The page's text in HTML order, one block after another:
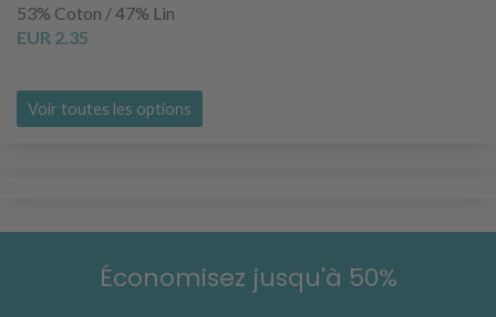
53% Coton / 47% Lin
EUR 2.35
Voir toutes les options
Économisez jusqu'à 50%